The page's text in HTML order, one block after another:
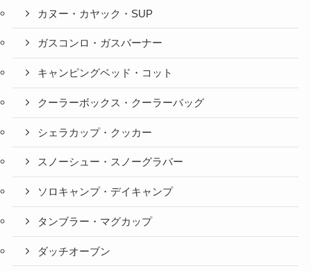
カヌー・カヤック・SUP
ガスコンロ・ガスバーナー
キャンピングベッド・コット
クーラーボックス・クーラーバッグ
シェラカップ・クッカー
スノーシュー・スノーグラバー
ソロキャンプ・デイキャンプ
タンブラー・マグカップ
ダッチオーブン